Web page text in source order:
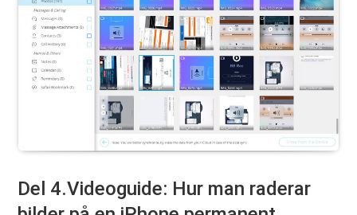
Del 4.Videoguide: Hur man raderar